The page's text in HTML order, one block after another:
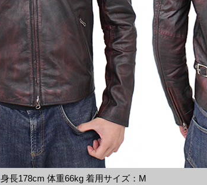
身長178cm 体重66kg 着用サイズ：M